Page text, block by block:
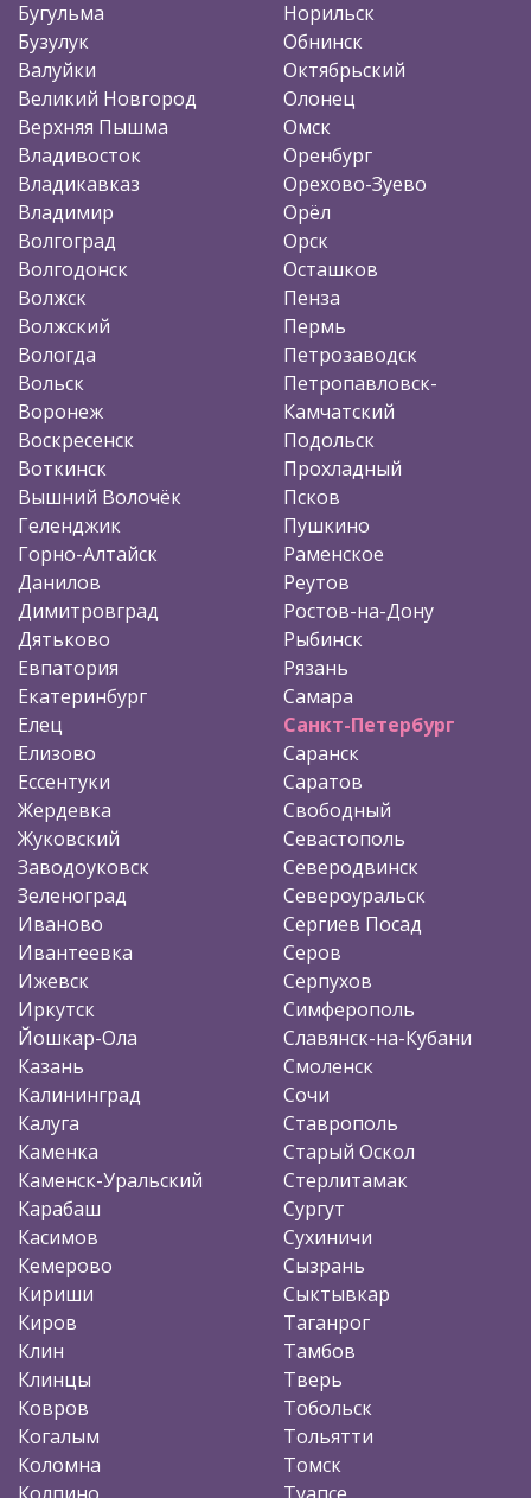
Бугульма
Бузулук
Валуйки
Великий Новгород
Верхняя Пышма
Владивосток
Владикавказ
Владимир
Волгоград
Волгодонск
Волжск
Волжский
Вологда
Вольск
Воронеж
Воскресенск
Воткинск
Вышний Волочёк
Геленджик
Горно-Алтайск
Данилов
Димитровград
Дятьково
Евпатория
Екатеринбург
Елец
Елизово
Ессентуки
Жердевка
Жуковский
Заводоуковск
Зеленоград
Иваново
Ивантеевка
Ижевск
Иркутск
Йошкар-Ола
Казань
Калининград
Калуга
Каменка
Каменск-Уральский
Карабаш
Касимов
Кемерово
Кириши
Киров
Клин
Клинцы
Ковров
Когалым
Коломна
Колпино
Норильск
Обнинск
Октябрьский
Олонец
Омск
Оренбург
Орехово-Зуево
Орёл
Орск
Осташков
Пенза
Пермь
Петрозаводск
Петропавловск-
Камчатский
Подольск
Прохладный
Псков
Пушкино
Раменское
Реутов
Ростов-на-Дону
Рыбинск
Рязань
Самара
Санкт-Петербург
Саранск
Саратов
Свободный
Севастополь
Северодвинск
Североуральск
Сергиев Посад
Серов
Серпухов
Симферополь
Славянск-на-Кубани
Смоленск
Сочи
Ставрополь
Старый Оскол
Стерлитамак
Сургут
Сухиничи
Сызрань
Сыктывкар
Таганрог
Тамбов
Тверь
Тобольск
Тольятти
Томск
Туапсе